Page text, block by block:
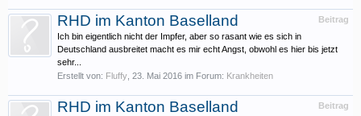
Beitrag
RHD im Kanton Baselland
Ich bin eigentlich nicht der Impfer, aber so rasant wie es sich in
Deutschland ausbreitet macht es mir echt Angst, obwohl es hier bis jetzt
sehr...
Erstellt von: Fluffy 23. Mai 2016 im Forum: Krankheiten
Beitrag
RHD im Kanton Baselland